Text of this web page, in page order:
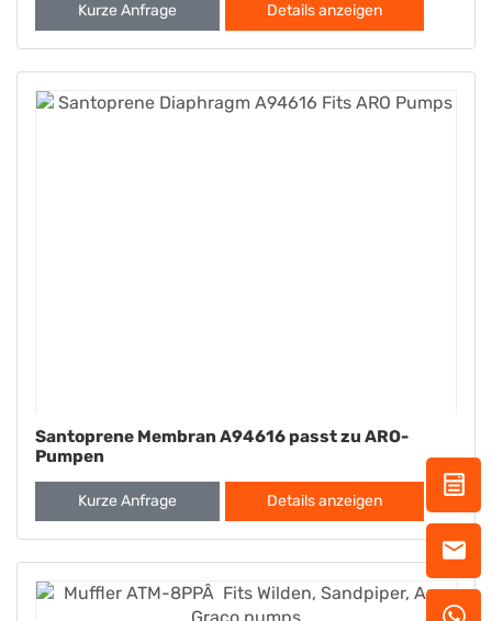
Kurze Anfrage Details anzeigen
Santoprene Membran A94616 passt zu ARO-
Pumpen
Kurze Anfrage Details anzeigen